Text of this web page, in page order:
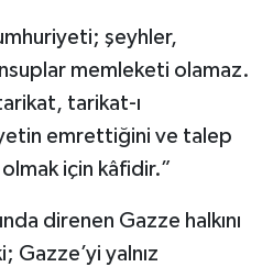
şeyhler,
memleketi olamaz.
tarikat-ı
emrettiğini ve talep
için kâfidir.”
direnen Gazze halkını
Gazze’yi yalnız